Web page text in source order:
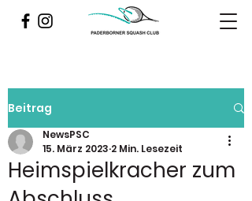
Beitrag
Heimspielkracher zum
NewsPSC
15. März 2023 2 Min. Lesezeit